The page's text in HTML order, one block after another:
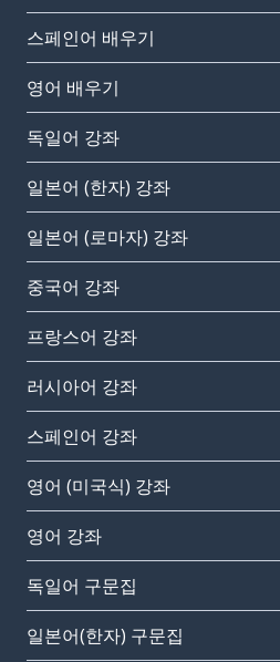
스페인어 배우기
영어 배우기
독일어 강좌
일본어 (한자) 강좌
일본어 (로마자) 강좌
중국어 강좌
프랑스어 강좌
러시아어 강좌
스페인어 강좌
영어 (미국식) 강좌
영어 강좌
독일어 구문집
일본어(한자) 구문집